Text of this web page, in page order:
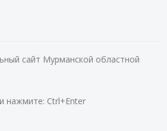
сайт Мурманской областной
нажмите: Ctrl+Enter